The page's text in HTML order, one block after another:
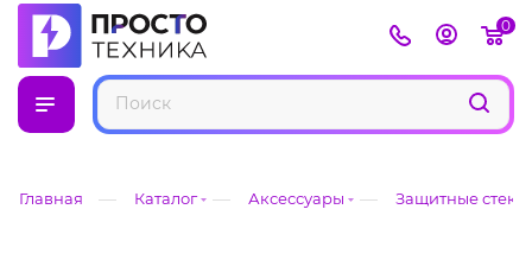
0
Главная — Каталог — Аксессуары — Защитные